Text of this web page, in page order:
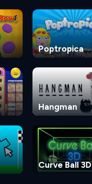
Poptropica
Hangman
Curve Ball 3D